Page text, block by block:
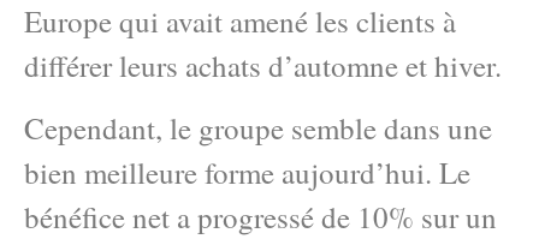
Europe qui avait amené les clients à
différer leurs achats d’automne et hiver.
Cependant, le groupe semble dans une
bien meilleure forme aujourd’hui. Le
bénéfice net a progressé de 10% sur un